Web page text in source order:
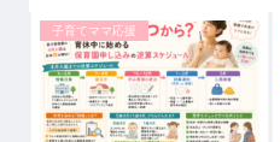
子育てママ応援